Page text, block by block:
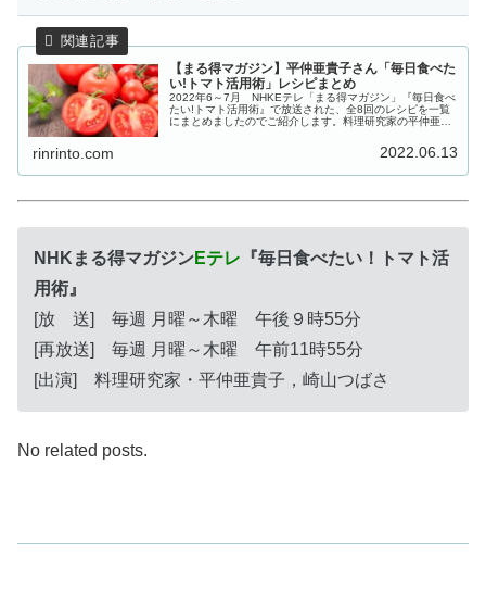
【まる得マガジン】平仲亜貴子さん「毎日食べた
い!トマト活用術」レシピまとめ
2022年6～7月 NHKEテレ「まる得マガジン」『毎日食べ
たい!トマト活用術』で放送された、全8回のレシピを一覧
にまとめましたのでご紹介します。料理研究家の平仲亜貴
rinrinto.com 2022.06.13
NHKまる得マガジンEテレ 『毎日食べたい！トマト活
用術』
[放 送] 毎週 月曜～木曜 午後９時55分
[再放送] 毎週 月曜～木曜 午前11時55分
[出演] 料理研究家・平仲亜貴子，崎山つばさ
No related posts.